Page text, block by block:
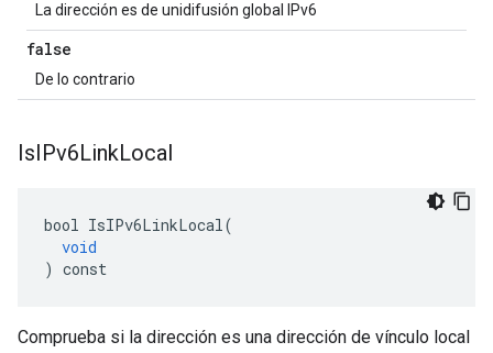
La dirección es de unidifusión global IPv6
false
De lo contrario
IsIPv6LinkLocal
bool IsIPv6LinkLocal(
void
) const
Comprueba si la dirección es una dirección de vínculo local